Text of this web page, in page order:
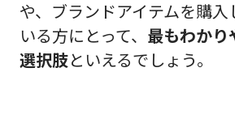
や、ブランドアイテムを購入
いる方にとって、 最もわかり
選択肢といえるでしょう。